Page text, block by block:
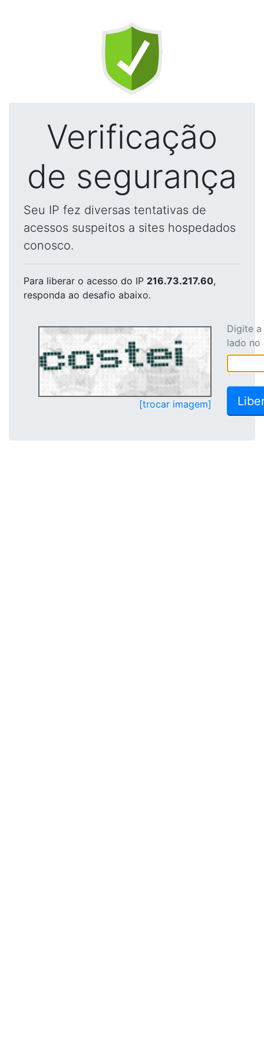
Verificação
de segurança
Seu IP fez diversas tentativas de
acessos suspeitos a sites hospedados
conosco.
Para liberar o acesso do IP 216.73.217.60,
responda ao desafio abaixo.
[trocar imagem]
Digite
lado no